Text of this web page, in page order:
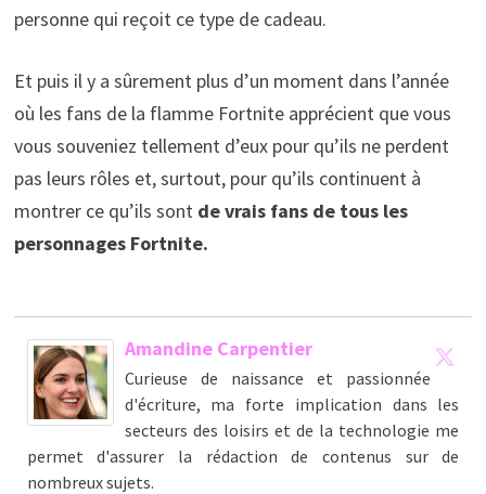
personne qui reçoit ce type de cadeau.
Et puis il y a sûrement plus d’un moment dans l’année
où les fans de la flamme Fortnite apprécient que vous
vous souveniez tellement d’eux pour qu’ils ne perdent
pas leurs rôles et, surtout, pour qu’ils continuent à
montrer ce qu’ils sont de vrais fans de tous les
personnages Fortnite.
Amandine Carpentier
Curieuse de naissance et passionnée
d'écriture, ma forte implication dans les
secteurs des loisirs et de la technologie me
permet d'assurer la rédaction de contenus sur de
nombreux sujets.